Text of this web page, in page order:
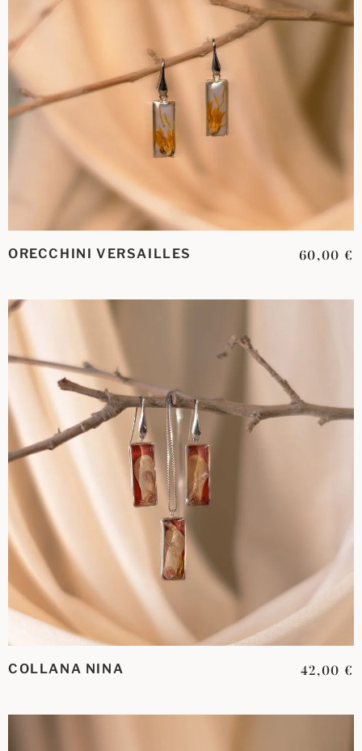
ORECCHINI VERSAILLES 60,00€
COLLANA NINA 42,00€